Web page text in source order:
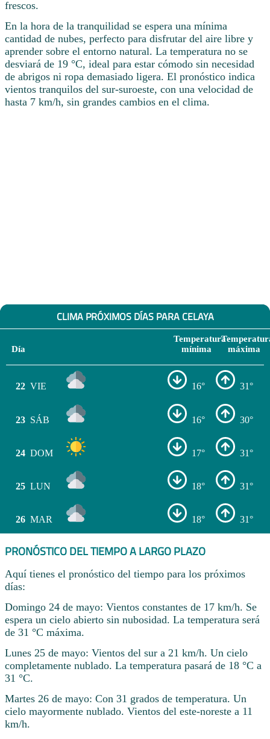
frescos.
En la hora de la tranquilidad se espera una mínima
cantidad de nubes, perfecto para disfrutar del aire libre y
aprender sobre el entorno natural. La temperatura no se
desviará de 19 °C, ideal para estar cómodo sin necesidad
de abrigos ni ropa demasiado ligera. El pronóstico indica
vientos tranquilos del sur-suroeste, con una velocidad de
hasta 7 km/h, sin grandes cambios en el clima.
CLIMA PRÓXIMOS DÍAS PARA CELAYA
Día
Temperatura
mínima
máxima
22 VIE 16° 31°
23 SÁB 16° 30°
24 DOM 17° 31°
25 LUN 18° 31°
26 MAR 18° 31°
PRONÓSTICO DEL TIEMPO A LARGO PLAZO
Aquí tienes el pronóstico del tiempo para los próximos
días:
Domingo 24 de mayo: Vientos constantes de 17 km/h. Se
espera un cielo abierto sin nubosidad. La temperatura será
de 31 °C máxima.
Lunes 25 de mayo: Vientos del sur a 21 km/h. Un cielo
completamente nublado. La temperatura pasará de 18 °C a
31 °C.
Martes 26 de mayo: Con 31 grados de temperatura. Un
cielo mayormente nublado. Vientos del este-noreste a 11
km/h.